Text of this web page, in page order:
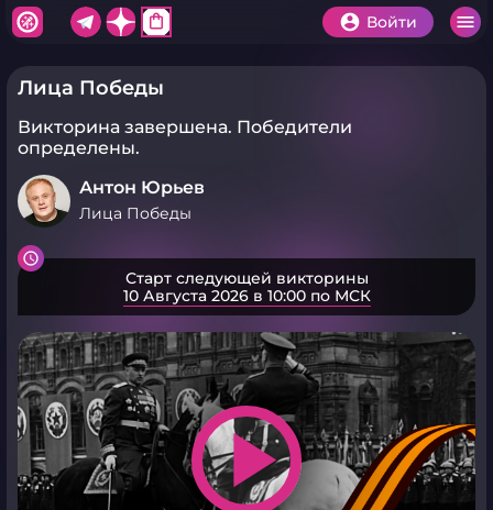
shopping_bag Войти
Лица Победы
Викторина завершена. Победители
определены.
Антон Юрьев
Лица Победы
Старт следующей викторины
10 Августа 2026 в 10:00 по МСК
play_arrow